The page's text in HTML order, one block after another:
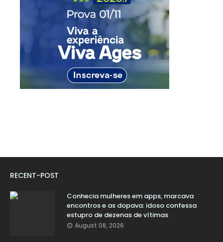
RECENT-POST
Conhecia mulheres em apps, marcava
encontros e as dopava: idoso confessa
estupro de dezenas de vítimas
August 08, 2026